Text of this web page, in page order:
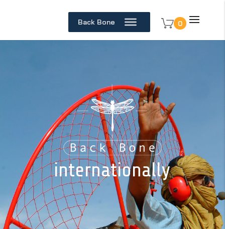
Back Bone 0
internationally